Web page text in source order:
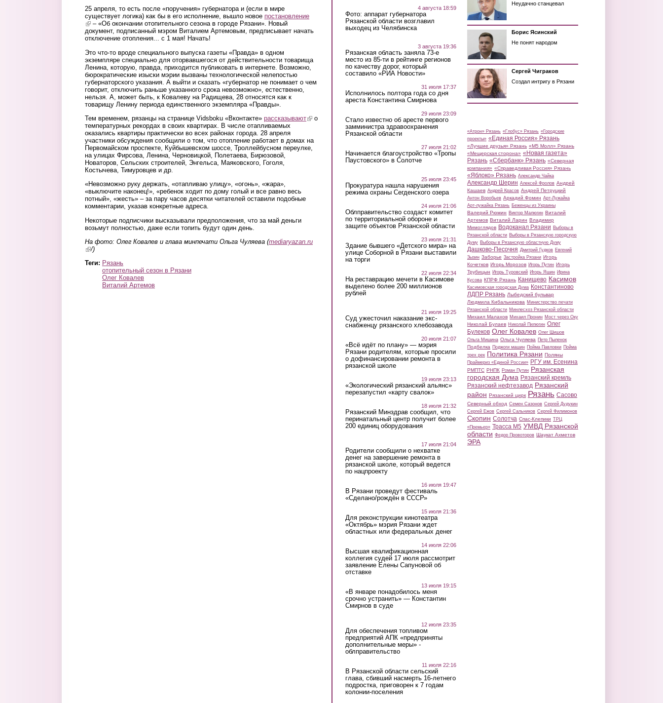
25 апреля, то есть после «поручения» губернатора и (если в мире
существует логика) как бы в его исполнение, вышло новое постановление
(link is external)
– «Об окончании отопительного сезона в городе Рязани». Новый
документ, подписанный мэром Виталием Артемовым, предписывает начать
отключение отопления... с 1 мая! Начать!
Это что-то вроде специального выпуска газеты «Правда» в одном
экземпляре специально для оторвавшегося от действительности товарища
Ленина, которую, правда, приходится публиковать в интернете. Возможно,
бюрократические изыски мэрии вызваны технологической нелепостью
губернаторского указания. А выйти и сказать «губернатор не понимает о чем
говорит, отключить раньше указанного срока невозможно», естественно,
нельзя. А, может быть, к Ковалеву на Радищева, 28 относятся как к
товарищу Ленину периода единственного экземпляра «Правды».
Тем временем, рязанцы на странице Vidsboku «Вконтакте» рассказывают(link is external)
о
температурных рекордах в своих квартирах. В числе отапливаемых
оказались квартиры практически во всех районах города. 28 апреля
участники обсуждения сообщили о том, что отопление работает в домах на
Первомайском проспекте, Куйбышевском шоссе, Троллейбусном переулке,
на улицах Фирсова, Ленина, Черновицкой, Полетаева, Бирюзовой,
Новаторов, Сельских строителей, Энгельса, Маяковского, Гоголя,
Костычева, Тимуровцев и др.
«Невозможно руку держать, «отапливаю улицу», «огонь», «жара»,
«выключите наконец!», «ребенок ходит по дому голый и все равно весь
потный», «жесть» – за пару часов десятки читателей оставили подобные
комментарии, указав конкретные адреса.
Некоторые подписчики высказывали предположения, что за май деньги
возьмут полностью, даже если топить будут один день.
На фото: Олег Ковалев и глава минпечати Ольга Чуляева (mediaryazan.ru
(link is external)
/)
Теги: Рязань
отопительный сезон в Рязани
Олег Ковалев
Виталий Артемов
4 августа 18:59
Фото: аппарат губернатора
Рязанской области возглавил
выходец из Челябинска
3 августа 19:36
Рязанская область заняла 73-е
место из 85-ти в рейтинге регионов
по качеству дорог, который
составило «РИА Новости»
31 июля 17:37
Исполнилось полтора года со дня
ареста Константина Смирнова
29 июля 23:09
Стало известно об аресте первого
замминистра здравоохранения
Рязанской области
27 июля 21:02
Начинается благоустройство «Тропы
Паустовского» в Солотче
25 июля 23:45
Прокуратура нашла нарушения
режима охраны Сегденского озера
24 июля 21:06
Облправительство создаст комитет
по территориальной обороне и
защите объектов Рязанской области
23 июля 21:31
Здание бывшего «Детского мира» на
улице Соборной в Рязани выставили
на торги
22 июля 22:34
На реставрацию мечети в Касимове
выделено более 200 миллионов
рублей
21 июля 19:25
Суд ужесточил наказание экс-
снабженцу рязанского хлебозавода
20 июля 21:07
«Всё идёт по плану» — мэрия
Рязани родителям, которые просили
о дофинансировании ремонта в
рязанской школе
19 июля 23:13
«Экологический рязанский альянс»
перезапустил «карту свалок»
18 июля 21:32
Рязанский Минздрав сообщил, что
перинатальный центр получит более
200 единиц оборудования
17 июля 21:04
Родители сообщили о нехватке
денег на завершение ремонта в
рязанской школе, который ведется
по нацпроекту
16 июля 19:47
В Рязани проведут фестиваль
«Сделано/рождён в СССР»
15 июля 21:36
Для реконструкции кинотеатра
«Октябрь» мэрия Рязани ждет
областных или федеральных денег
14 июля 22:06
Высшая квалификационная
коллегия судей 17 июля рассмотрит
заявление Елены Сапуновой об
отставке
13 июля 19:15
«В январе понадобилось меня
срочно устранить» — Константин
Смирнов в суде
12 июля 23:35
Для обеспечения топливом
предприятий АПК «предприняты
дополнительные меры» -
облправительство
11 июля 22:16
В Рязанской области сельский
глава, сбивший насмерть 16-летнего
подростка, приговорен к 7 годам
колонии-поселения
Неудачно станцевал
Борис Ясинский
Не понят народом
Сергей Чиграков
Создал интригу в Рязани
«Атрон» Рязань «Глобус» Рязань «Городские
проекты» «Единая Россия» Рязань
«Лучшие друзья» Рязань «М5 Молл» Рязань
«Мещерская сторона» «Новая газета»
Рязань «Сбербанк» Рязань «Северная
компания» «Справедливая Россия» Рязань
«Яблоко» Рязань Александр Чайка
Александр Шерин Алексей Фролов Андрей
Кашаев Андрей Красов Андрей Петруцкий
Антон Воробьев Аркадий Фомин Арт-Лужайка
Арт-лужайка Рязань Беженцы из Украины
Валерий Рюмин Виктор Малюгин Виталий
Артемов Виталий Ларин Владимир
Мимоглядов Водоканал Рязани Выборы в
Рязанской области Выборы в Рязанскую городскую
Думу Выборы в Рязанскую областную Думу
Дашково-Песочня Дмитрий Гудков Евгений
Зызин Заборье Застройка Рязани Игорь
Кочетков Игорь Морозов Игорь Путин Игорь
Трубицын Игорь Туровский Игорь Яшин Ирина
Кусова КПРФ Рязань Канищево Касимов
Касимовская городская Дума Константиново
ЛДПР Рязань Лыбедский бульвар
Людмила Кибальникова Министерство печати
Рязанской области Минлесхоз Рязанской области
Михаил Малахов Михаил Пронин Мост через Оку
Николай Булаев Николай Пилюгин Олег
Булеков Олег Ковалев Олег Шишов
Ольга Мишина Ольга Чуляева Петр Пыленок
Подбелка Поджоги машин Пойма Павловки Пойма
трех рек Политика Рязани Поляны
Праймериз «Единой России» РГУ им. Есенина
РМПТС РНПК Роман Путин Рязанская
городская Дума Рязанский кремль
Рязанский нефтезавод Рязанский
район Рязанский цирк Рязань Сасово
Северный обход Семен Сазонов Сергей Дудукин
Сергей Ежов Сергей Сальников Сергей Филимонов
Скопин Солотча Спас-Клепики ТРЦ
«Премьер» Трасса М5 УМВД Рязанской
области Федор Провоторов Шаукат Ахметов
ЭРА